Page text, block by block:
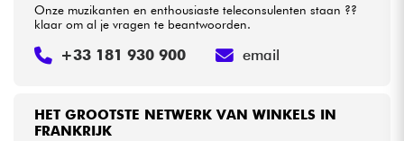
HET GROOTSTE NETWERK VAN WINKELS IN
FRANKRIJK
Onze muzikanten en enthousiaste teleconsulenten staan ??
klaar om al je vragen te beantwoorden.
+33 181 930 900 email